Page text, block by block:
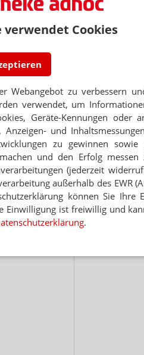
verwendet Cookies
zu verbessern
verwendet, um
Geräte-Kennungen oder
und
zu gewinnen
und den Erfolg messen
(jederzeit
außerhalb des EWR
können Sie Ihre
Einwilligung ist freiwillig und
.